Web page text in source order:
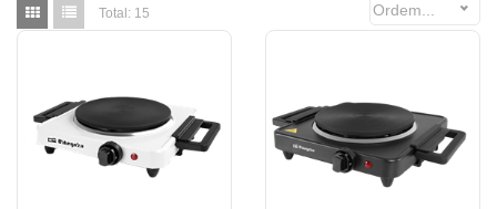
Total: 15 Ordem...